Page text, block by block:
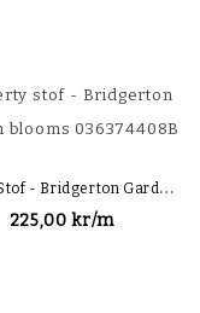
L
Iberty Stof - Bridgerton Garden Blooms 036374408B
225,00 kr/m